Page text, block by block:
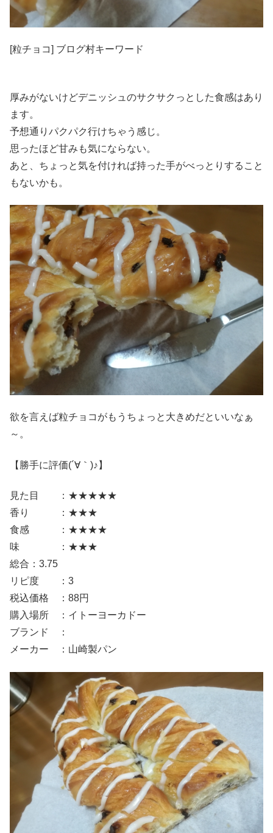
[粒チョコ] ブログ村キーワード
厚みがないけどデニッシュのサクサクっとした食感はあり
ます。
予想通りパクパク行けちゃう感じ。
思ったほど甘みも気にならない。
あと、ちょっと気を付ければ持った手がべっとりすること
もないかも。
欲を言えば粒チョコがもうちょっと大きめだといいなぁ
～。
【勝手に評価(´∀｀)♪】
見た目 ：★★★★★
香り ：★★★
食感 ：★★★★
味 ：★★★
総合：3.75
リピ度 ：3
税込価格 ：88円
購入場所 ：イトーヨーカドー
ブランド ：
メーカー ：山崎製パン